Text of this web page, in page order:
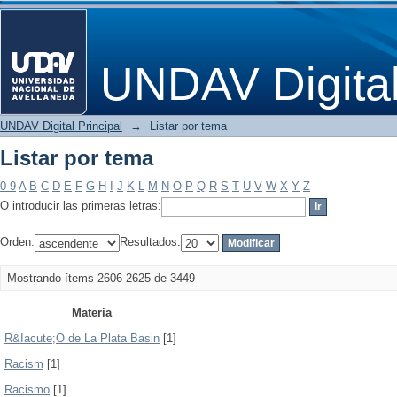
UNDAV
Listar por tema
UNDAV Digital Principal → Listar por tema
Listar por tema
0-9 A B C D E F G H J K L M N O P Q R S T U V W X Y Z
O introducir las primeras letras:
Orden: Resultados:
Mostrando ítems 2606-2625 de 3449
Materia
R&Iacute;O de La Plata Basin [1]
Racism [1]
Racismo [1]